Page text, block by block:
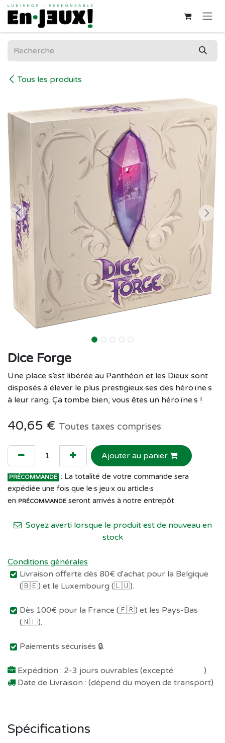
Se rendre au contenu
Tous les produits
Dice Forge
Une place s’est libérée au Panthéon et les Dieux sont
disposés à élever le plus prestigieux·ses des héro·ïne·s
à leur rang. Ça tombe bien, vous êtes un héro·ïne·s !
40,65 € Toutes taxes comprises
Ajouter au panier
PRÉCOMMANDE : La totalité de votre commande sera
expédiée une fois que le·s jeu·x ou article·s
en PRÉCOMMANDE seront arrivés à notre entrepôt.
Soyez averti lorsque le produit est de nouveau en
stock
Conditions générales
Livraison offerte dès 80€ d'achat pour la Belgique
(🇧🇪) et le Luxembourg (🇱🇺).
Dès 100€ pour la France (🇫🇷) et les Pays-Bas
(🇳🇱).
Paiements sécurisés 🔒.
Expédition : 2-3 jours ouvrables (excepté
)
Date de Livraison : (dépend du moyen de transport)
Spécifications